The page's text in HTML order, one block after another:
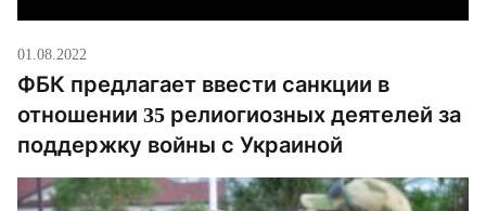
01.08.2022
ФБК предлагает ввести санкции в
отношении 35 релиогиозных деятелей за
поддержку войны с Украиной